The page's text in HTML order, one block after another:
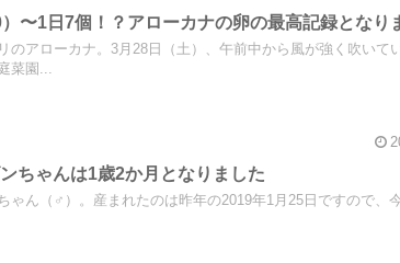
〜1日7個！？アローカナの卵の最高記録となり
のアローカナ。3月28日（土）、午前中から風が強く吹いて
菜園...
ちゃんは1歳2か月となりました
ゃん（♂）。産まれたのは昨年の2019年1月25日ですので、